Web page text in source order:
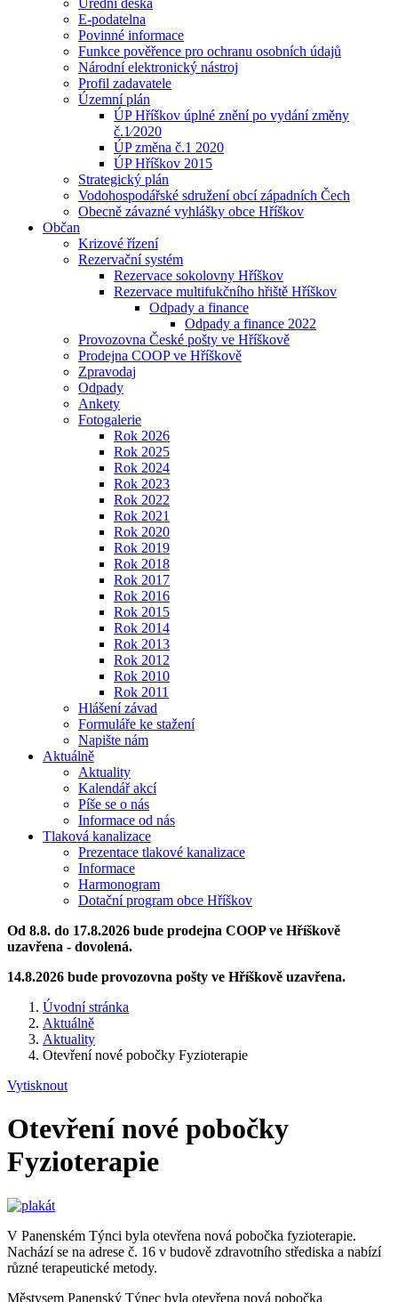
Úřední deska
E-podatelna
Povinné informace
Funkce pověřence pro ochranu osobních údajů
Národní elektronický nástroj
Profil zadavatele
Územní plán
ÚP Hříškov úplné znění po vydání změny
č.1⁄2020
ÚP změna č.1 2020
ÚP Hříškov 2015
Strategický plán
Vodohospodářské sdružení obcí západních Čech
Obecně závazné vyhlášky obce Hříškov
Občan
Krizové řízení
Rezervační systém
Rezervace sokolovny Hříškov
Rezervace multifukčního hřiště Hříškov
Odpady a finance
Odpady a finance 2022
Provozovna České pošty ve Hříškově
Prodejna COOP ve Hříškově
Zpravodaj
Odpady
Ankety
Fotogalerie
Rok 2026
Rok 2025
Rok 2024
Rok 2023
Rok 2022
Rok 2021
Rok 2020
Rok 2019
Rok 2018
Rok 2017
Rok 2016
Rok 2015
Rok 2014
Rok 2013
Rok 2012
Rok 2010
Rok 2011
Hlášení závad
Formuláře ke stažení
Napište nám
Aktuálně
Aktuality
Kalendář akcí
Píše se o nás
Informace od nás
Tlaková kanalizace
Prezentace tlakové kanalizace
Informace
Harmonogram
Dotační program obce Hříškov
Od 8.8. do 17.8.2026 bude prodejna COOP ve Hříškově
uzavřena - dovolená.
14.8.2026 bude provozovna pošty ve Hříškově uzavřena.
Úvodní stránka
Aktuálně
Aktuality
Otevření nové pobočky Fyzioterapie
Vytisknout
Otevření nové pobočky
Fyzioterapie
V Panenském Týnci byla otevřena nová pobočka fyzioterapie.
Nachází se na adrese č. 16 v budově zdravotního střediska a nabízí
různé terapeutické metody.
Městysem Panenský Týnec byla otevřena nová pobočka